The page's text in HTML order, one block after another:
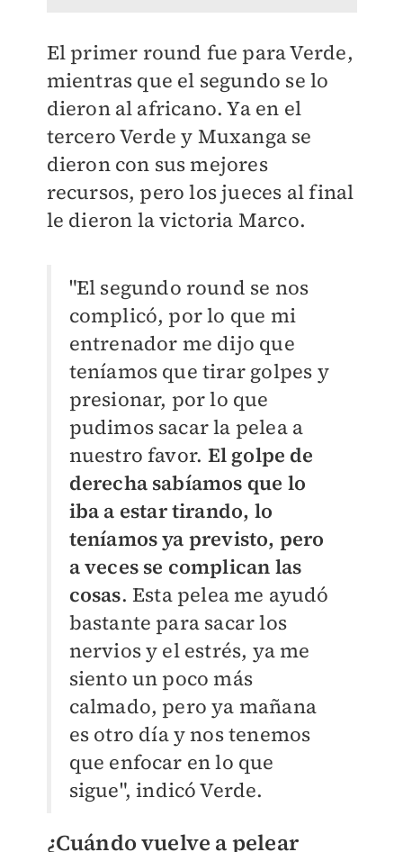
El primer round fue para Verde,
mientras que el segundo se lo
dieron al africano. Ya en el
tercero Verde y Muxanga se
dieron con sus mejores
recursos, pero los jueces al final
le dieron la victoria Marco.
"El segundo round se nos
complicó, por lo que mi
entrenador me dijo que
teníamos que tirar golpes y
presionar, por lo que
pudimos sacar la pelea a
nuestro favor. El golpe de
derecha sabíamos que lo
iba a estar tirando, lo
teníamos ya previsto, pero
a veces se complican las
cosas. Esta pelea me ayudó
bastante para sacar los
nervios y el estrés, ya me
siento un poco más
calmado, pero ya mañana
es otro día y nos tenemos
que enfocar en lo que
sigue", indicó Verde.
¿Cuándo vuelve a pelear